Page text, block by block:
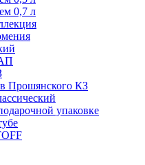
0,7 л
Прошянского КЗ
упаковке